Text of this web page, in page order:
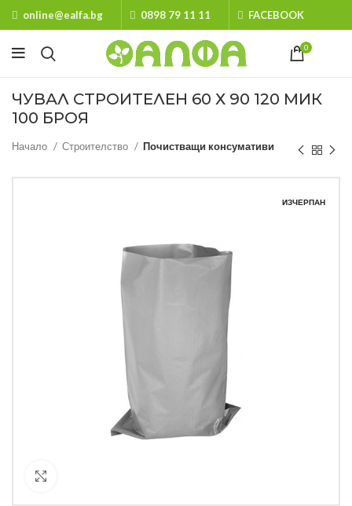
online@ealfa.bg 0898 79 11 11 FACEBOOK
0
ЧУВАЛ СТРОИТЕЛЕН 60 Х 90 120 МИК
100 БРОЯ
Начало Строителство Почистващи консумативи
ИЗЧЕРПАН